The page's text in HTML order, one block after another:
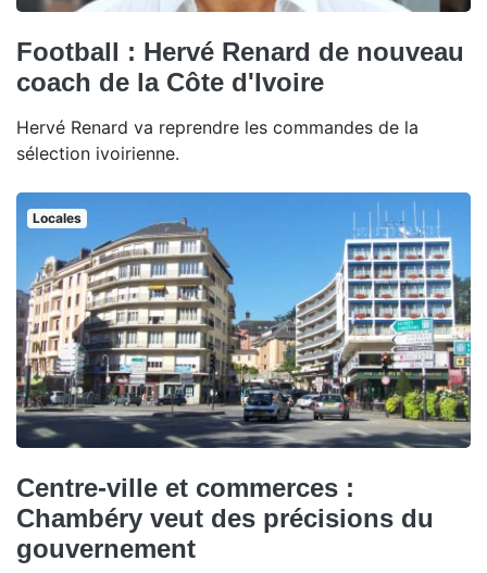
Football : Hervé Renard de nouveau
coach de la Côte d'Ivoire
Hervé Renard va reprendre les commandes de la
sélection ivoirienne.
Locales
Centre-ville et commerces :
Chambéry veut des précisions du
gouvernement